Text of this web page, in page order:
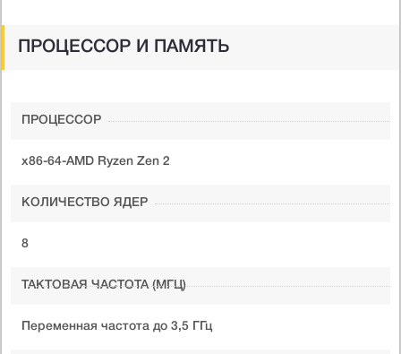
ПРОЦЕССОР И ПАМЯТЬ
ПРОЦЕССОР
x86-64-AMD Ryzen Zen 2
КОЛИЧЕСТВО ЯДЕР
8
ТАКТОВАЯ ЧАСТОТА (МГЦ)
Переменная частота до 3,5 ГГц